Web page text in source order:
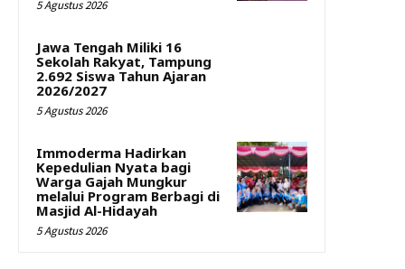
5 Agustus 2026
Jawa Tengah Miliki 16
Sekolah Rakyat, Tampung
2.692 Siswa Tahun Ajaran
2026/2027
5 Agustus 2026
Immoderma Hadirkan
Kepedulian Nyata bagi
Warga Gajah Mungkur
melalui Program Berbagi di
Masjid Al-Hidayah
5 Agustus 2026